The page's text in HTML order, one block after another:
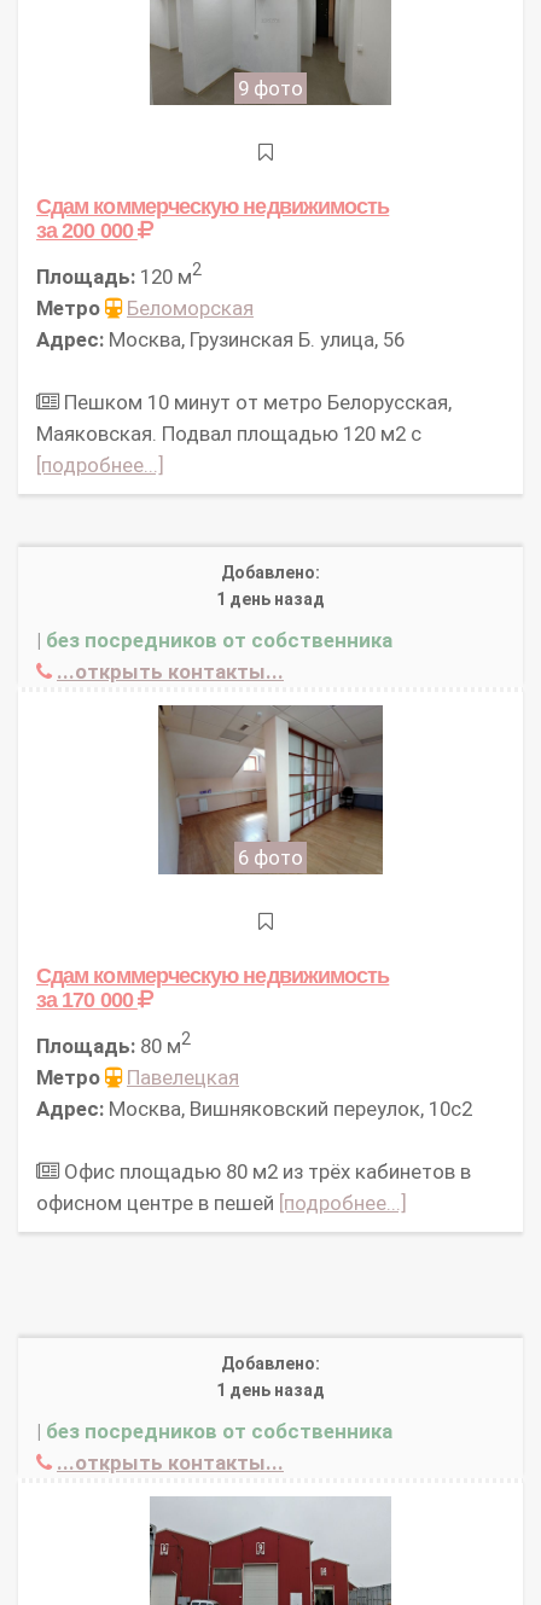
9 фото
Сдам коммерческую недвижимость
за 200 000
Площадь: 120 м2
Метро
Беломорская
Адрес: Москва, Грузинская Б. улица, 56
Пешком 10 минут от метро Белорусская,
Маяковская. Подвал площадью 120 м2 с
[подробнее...]
Добавлено:
1 день назад
| без посредников от собственника
...открыть контакты...
6 фото
Сдам коммерческую недвижимость
за 170 000
Площадь: 80 м2
Метро
Павелецкая
Адрес: Москва, Вишняковский переулок, 10с2
Офис площадью 80 м2 из трёх кабинетов в
офисном центре в пешей [подробнее...]
Добавлено:
1 день назад
| без посредников от собственника
...открыть контакты...